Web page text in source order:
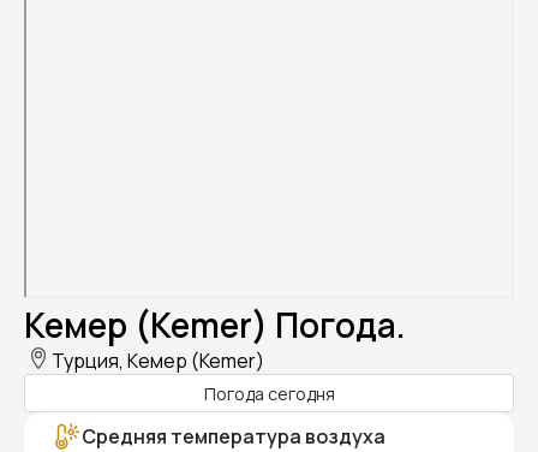
Кемер (Kemer) Погода.
Турция, Кемер (Kemer)
Погода сегодня
Средняя температура воздуха